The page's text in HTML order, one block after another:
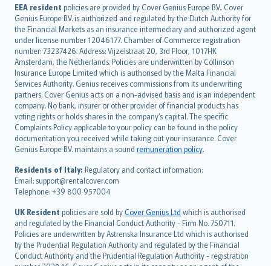
EEA resident policies are provided by Cover Genius Europe B.V.. Cover
Genius Europe B.V. is authorized and regulated by the Dutch Authority for
the Financial Markets as an insurance intermediary and authorized agent
under license number 12046177. Chamber of Commerce registration
number: 73237426. Address: Vijzelstraat 20, 3rd Floor, 1017HK
Amsterdam, the Netherlands. Policies are underwritten by Collinson
Insurance Europe Limited which is authorised by the Malta Financial
Services Authority. Genius receives commissions from its underwriting
partners. Cover Genius acts on a non-advised basis and is an independent
company. No bank, insurer or other provider of financial products has
voting rights or holds shares in the company’s capital. The specific
Complaints Policy applicable to your policy can be found in the policy
documentation you received while taking out your insurance. Cover
Genius Europe B.V. maintains a sound remuneration policy.
Residents of Italy: Regulatory and contact information:
Email: support@rentalcover.com
Telephone: +39 800 957004
UK Resident policies are sold byCover Genius Ltd which is authorised
and regulated by the Financial Conduct Authority - Firm No. 750711.
Policies are underwritten by Astrenska Insurance Ltd which is authorised
by the Prudential Regulation Authority and regulated by the Financial
Conduct Authority and the Prudential Regulation Authority - registration
English (UK)
English (US)
Deutsch
français
Nederlands
español
italiano
简体中文
繁體中文
Português
polski
עברית
Português
svenska
日本語
한국어
dansk
norsk